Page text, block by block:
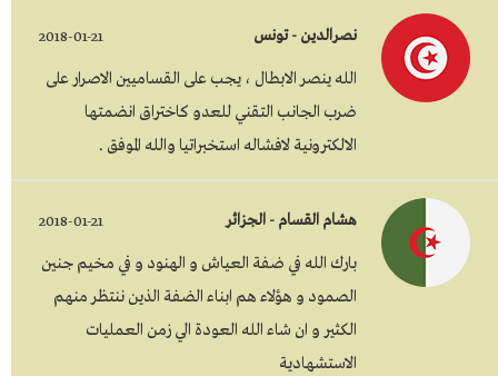
نصرالدين - تونس 2018-01-21
الله ينصر الابطال ، يجب على القساميين الاصرار على
ضرب الجانب التقني للعدو كاختراق انضمتها
الالكترونية لافشاله استخبراتيا والله الموفق .
هشام القسام - الجزائر 2018-01-21
بارك الله في ضفة العياش و الهنود و في مخيم جنين
الصمود و هؤلاء هم ابناء الضفة الذين ننتظر منهم
الكثير و ان شاء الله العودة الي زمن العمليات
الاستشهادية